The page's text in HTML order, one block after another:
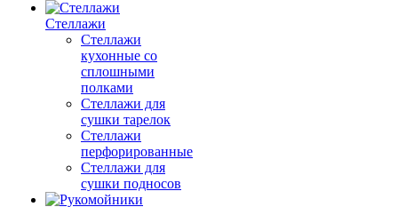
Стеллажи
Стеллажи
кухонные со
сплошными
полками
Стеллажи для
сушки тарелок
Стеллажи
перфорированные
Стеллажи для
сушки подносов